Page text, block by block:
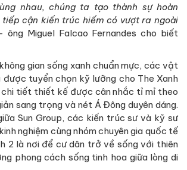
nhau, chúng ta tạo thành sự hoàn
cận kiến trúc hiếm có vượt ra ngoài
ông Miguel Falcao Fernandes cho biết
gian sống xanh chuẩn mực, các vật
được tuyển chọn kỹ lưỡng cho The Xanh
tiết thiết kế được cân nhắc tỉ mỉ theo
sang trọng và nét Á Đông duyên dáng.
Sun Group, các kiến trúc sư và kỹ sư
nghiệm cùng nhóm chuyên gia quốc tế
2 là nơi để cư dân trở về sống với thiên
phong cách sống tinh hoa giữa lòng di